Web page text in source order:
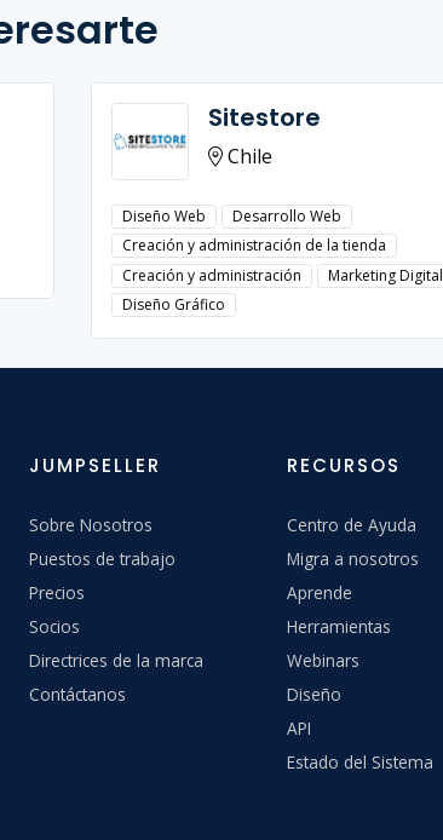
Sitestore
Chile
Diseño Web
Desarrollo Web
Creación y administración de la tienda
Creación y administración
Marketing Digital
Diseño Gráfico
JUMPSELLER
Sobre Nosotros
Puestos de trabajo
Precios
Socios
Directrices de la marca
Contáctanos
RECURSOS
Centro de Ayuda
Migra a nosotros
Aprende
Herramientas
Webinars
Diseño
API
Estado del Sistema